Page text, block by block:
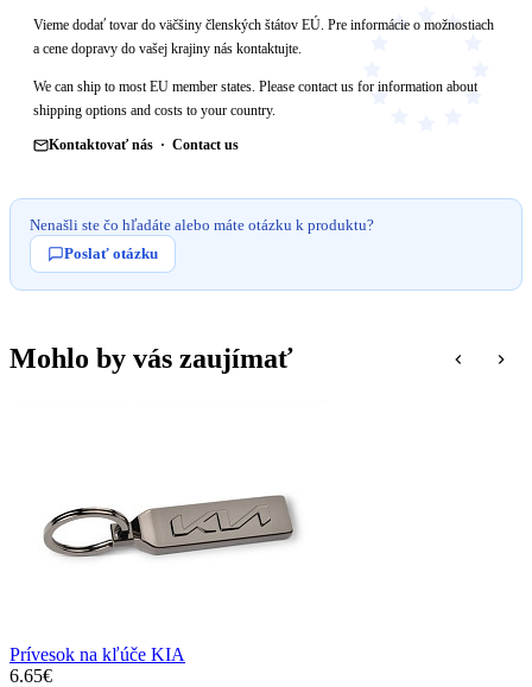
Vieme dodať tovar do väčšiny členských štátov EÚ. Pre informácie o možnostiach
a cene dopravy do vašej krajiny nás kontaktujte.
We can ship to most EU member states. Please contact us for information about
shipping options and costs to your country.
Kontaktovať nás · Contact us
Nenašli ste čo hľadáte alebo máte otázku k produktu?
Poslať otázku
Mohlo by vás zaujímať
Prívesok na kľúče KIA
6.65€